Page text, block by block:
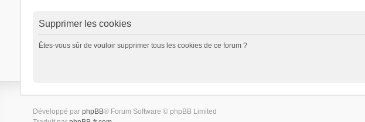
Supprimer les cookies
Êtes-vous sûr de vouloir supprimer tous les cookies de ce forum ?
Développé par phpBB® Forum Software © phpBB Limited